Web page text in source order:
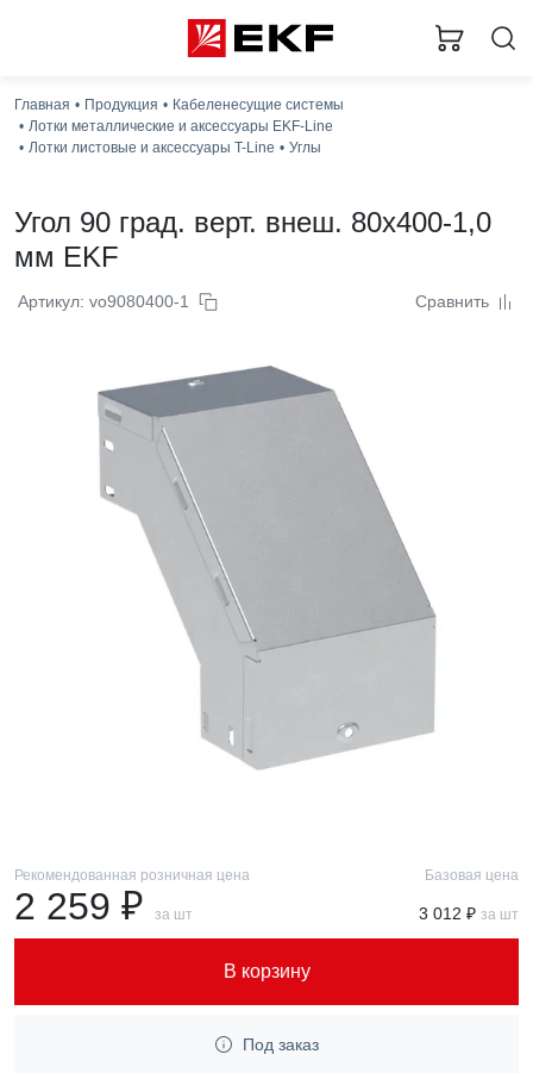
Главная Продукция
Кабеленесущие системы
Лотки металлические и аксессуары EKF-Line
Лотки листовые и аксессуары T-Line
Углы
Угол 90 град. верт. внеш. 80x400-1,0
мм EKF
Артикул: vo9080400-1 Сравнить
Рекомендованная розничная цена
2 259 ₽ за шт
Базовая цена
3 012 ₽ за шт
В корзину
Под заказ